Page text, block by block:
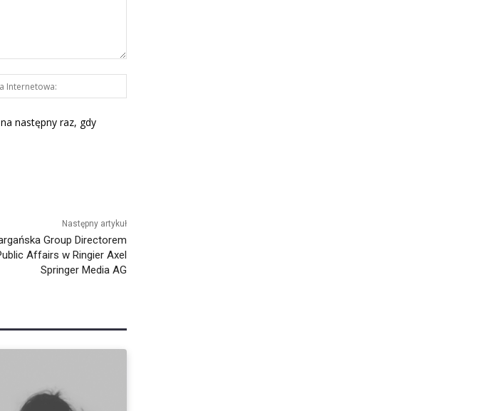
Internetowa:
następny raz, gdy
Następny artykuł
Group Directorem
Affairs w Ringier Axel
Springer Media AG